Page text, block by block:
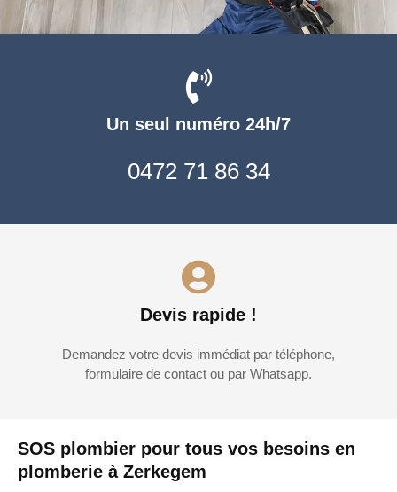
SOS plombier pour tous vos besoins en
plomberie à Zerkegem
Un seul numéro 24h/7
0472 71 86 34
Devis rapide !
Demandez votre devis immédiat par téléphone,
formulaire de contact ou par Whatsapp.